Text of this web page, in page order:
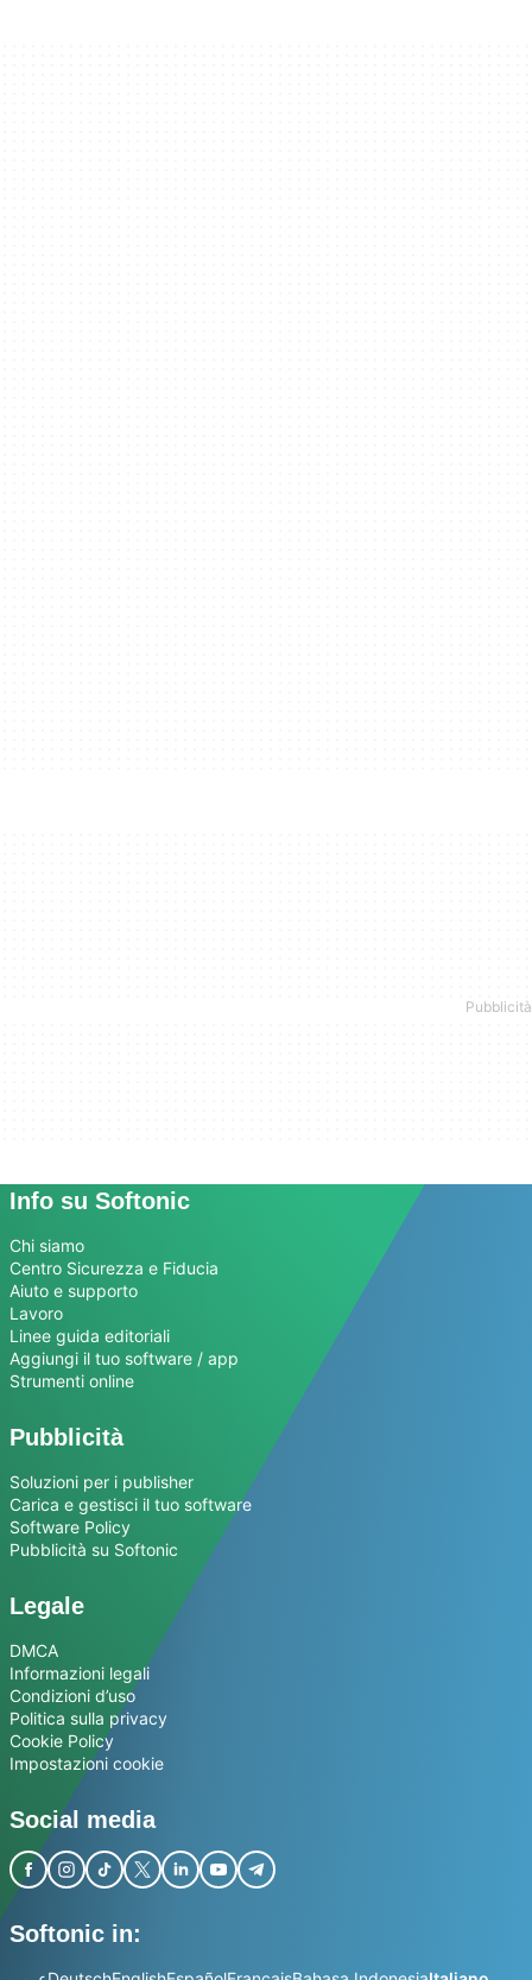
Info su Softonic
Chi siamo
Centro Sicurezza e Fiducia
Aiuto e supporto
Lavoro
Linee guida editoriali
Aggiungi il tuo software / app
Strumenti online
Pubblicità
Soluzioni per i publisher
Carica e gestisci il tuo software
Software Policy
Pubblicità su Softonic
Legale
DMCA
Informazioni legali
Condizioni d’uso
Politica sulla privacy
Cookie Policy
Impostazioni cookie
Social media
Softonic in: